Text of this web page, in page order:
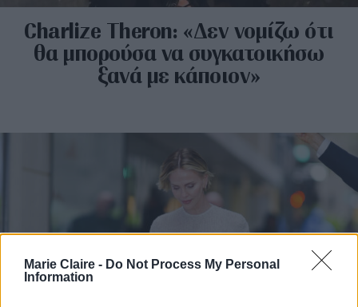
Marie Claire - Do Not Process My Personal
Information
Charlize Theron: «Δεν νομίζω ότι
θα μπορούσα να συγκατοικήσω
ξανά με κάποιον»